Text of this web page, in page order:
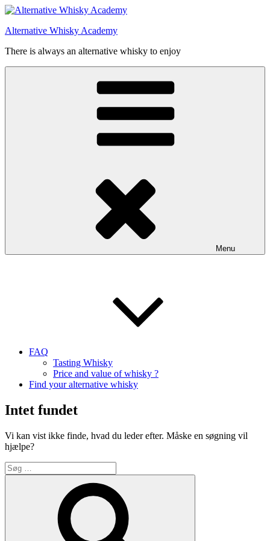
Videre
indhold
Alternative Whisky Academy
There is always an alternative whisky to enjoy
Menu
FAQ
Tasting Whisky
Price and value of whisky ?
Find your alternative whisky
Intet fundet
Vi kan vist ikke finde, hvad du leder efter. Måske en søgning vil
hjælpe?
Søg
efter: